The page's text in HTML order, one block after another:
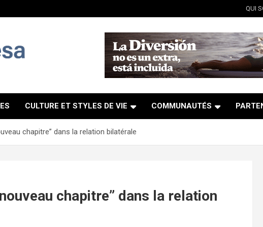
QUI
CULTURE ET STYLES DE VIE COMMUNAUTÉS
chapitre” dans la relation bilatérale
chapitre” dans la relation